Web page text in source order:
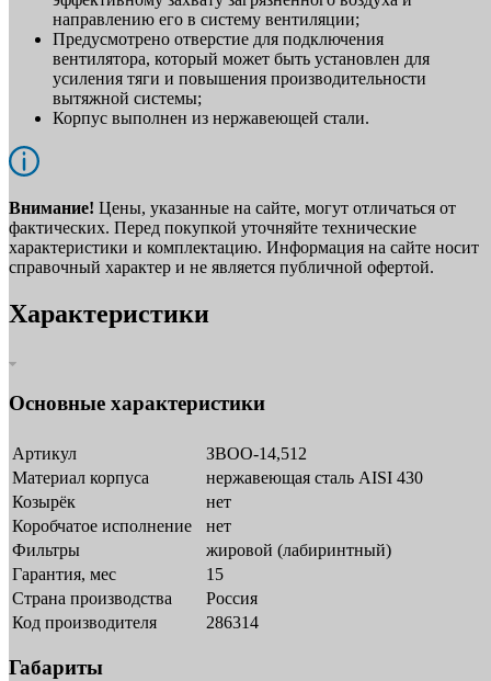
направлению его в систему вентиляции;
Предусмотрено отверстие для подключения
вентилятора, который может быть установлен для
усиления тяги и повышения производительности
вытяжной системы;
Корпус выполнен из нержавеющей стали.
Внимание! Цены, указанные на сайте, могут отличаться от
фактических. Перед покупкой уточняйте технические
характеристики и комплектацию. Информация на сайте носит
справочный характер и не является публичной офертой.
Характеристики
Основные характеристики
Артикул
ЗВОО-14,512
Материал корпуса
нержавеющая сталь AISI 430
Козырёк
нет
Коробчатое исполнение
нет
Фильтры
жировой (лабиринтный)
Гарантия, мес
15
Страна производства
Россия
Код производителя
286314
Габариты